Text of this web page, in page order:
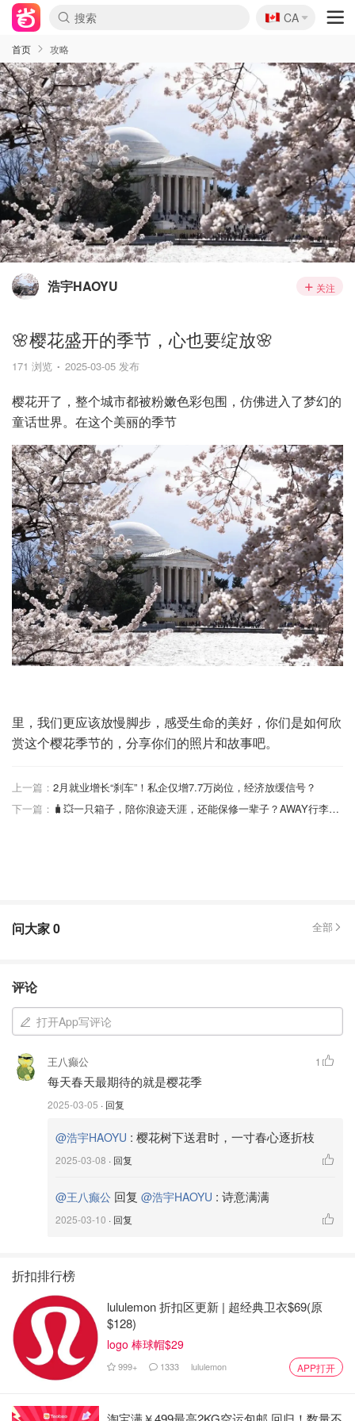
🇨🇦
CA
首页 攻略
浩宇HAOYU 关注
🌸樱花盛开的季节，心也要绽放🌸
171 浏览 2025-03-05 发布
樱花开了，整个城市都被粉嫩色彩包围，仿佛进入了梦幻的
童话世界。在这个美丽的季节
里，我们更应该放慢脚步，感受生命的美好，你们是如何欣
赏这个樱花季节的，分享你们的照片和故事吧。
上一篇： 2月就业增长“刹车”！私企仅增7.7万岗位，经济放缓信号？
下一篇：
🧳💥一只箱子，陪你浪迹天涯，还能保修一辈子？AWAY行李箱全系列盘点✨
问大家0 全部
评论
打开App写评论
王八癫公
每天春天最期待的就是樱花季
2025-03-05 · 回复
1
@浩宇HAOYU : 樱花树下送君时，一寸春心逐折枝
2025-03-08 · 回复
@王八癫公 回复 @浩宇HAOYU : 诗意满满
2025-03-10 · 回复
折扣排行榜
lululemon 折扣区更新 | 超经典卫衣$69(原
$128)
logo 棒球帽$29
999+ 1333 lululemon APP打开